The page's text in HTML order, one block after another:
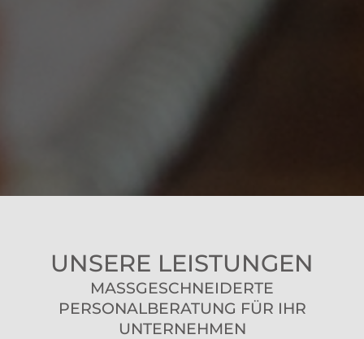
UNSERE LEISTUNGEN
MASSGESCHNEIDERTE P
ERSONALBERATUNG FÜR IHR U
NTERNEHMEN